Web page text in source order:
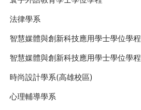
法律學系
智慧媒體與創新科技應用學士學位學程
智慧媒體與創新科技應用學士學位學程
時尚設計學系(高雄校區)
心理輔導學系